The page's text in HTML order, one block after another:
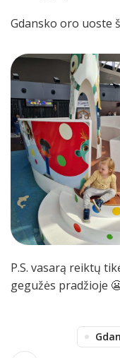
Gdansko oro uoste
P.S. vasarą reiktų
gegužės pradžioje